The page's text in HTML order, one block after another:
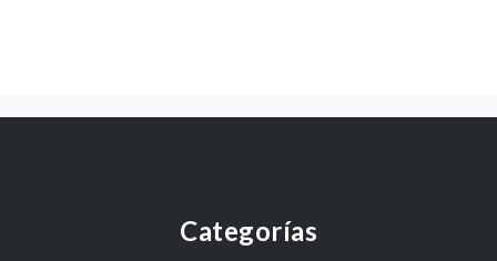
Categorías